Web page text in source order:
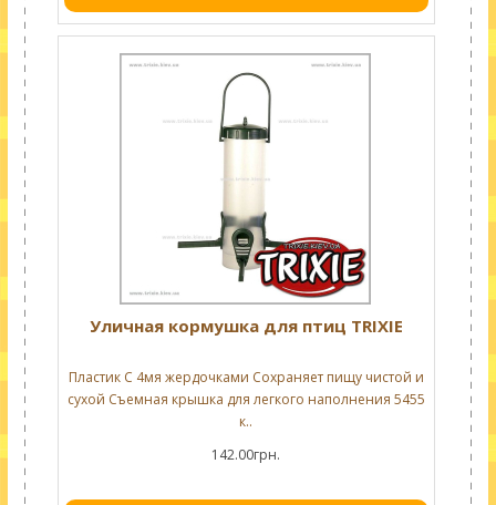
Уличная кормушка для птиц TRIXIE
Пластик С 4мя жердочками Сохраняет пищу чистой и
сухой Съемная крышка для легкого наполнения 5455
к..
142.00грн.